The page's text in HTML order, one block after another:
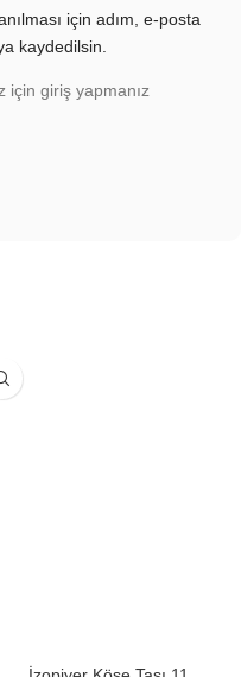
için adım, e-posta
kaydedilsin.
için giriş yapmanız